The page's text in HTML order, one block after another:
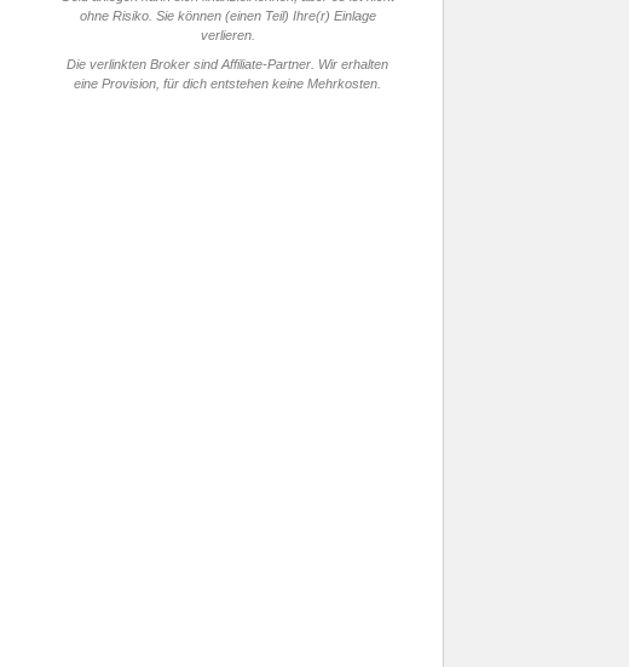
ohne Risiko. Sie können (einen Teil) Ihre(r) Einlage
verlieren.
Die verlinkten Broker sind Affiliate-Partner. Wir erhalten
eine Provision, für dich entstehen keine Mehrkosten.